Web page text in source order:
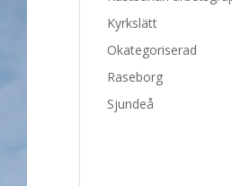
Kyrkslätt
Okategoriserad
Raseborg
Sjundeå